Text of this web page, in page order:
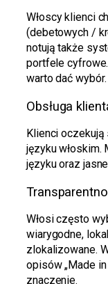
Włoscy klienci
(debetowych /
notują także
portfele
warto dać wybór.
Obsługa
Klienci
języku
języku oraz
Włosi często
wiarygodne,
zlokalizowane.
opisów „Made in
znaczenie.